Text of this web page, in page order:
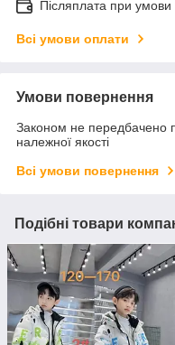
Післяплата при
Всі умови оплати
Умови повернення
Законом не передбачено
належної якості
Всі умови повернення
Подібні товари